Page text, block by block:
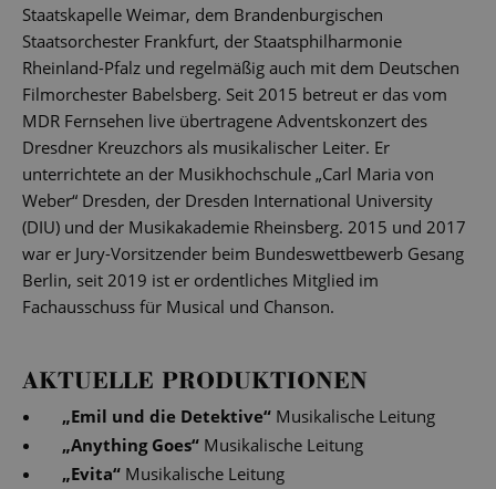
Staatskapelle Weimar, dem Brandenburgischen
Staatsorchester Frankfurt, der Staatsphilharmonie
Rheinland-Pfalz und regelmäßig auch mit dem Deutschen
Filmorchester Babelsberg. Seit 2015 betreut er das vom
MDR Fernsehen live übertragene Adventskonzert des
Dresdner Kreuzchors als musikalischer Leiter. Er
unterrichtete an der Musikhochschule „Carl Maria von
Weber“ Dresden, der Dresden International University
(DIU) und der Musikakademie Rheinsberg. 2015 und 2017
war er Jury-Vorsitzender beim Bundeswettbewerb Gesang
Berlin, seit 2019 ist er ordentliches Mitglied im
Fachausschuss für Musical und Chanson.
AKTUELLE PRODUKTIONEN
„Emil und die Detektive“ Musikalische Leitung
„Anything Goes“ Musikalische Leitung
„Evita“ Musikalische Leitung